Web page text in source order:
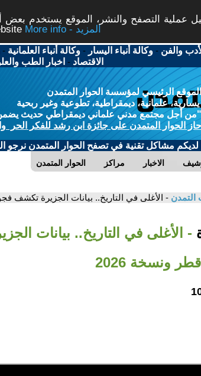
عملية التصفح والنشر، الموقع يستخدم بعض
More info - المزيد
والفن -وكالة أنباء اليسار -وكالة أنباء العلمانية -
الاقتصاد - اخبار الطب
الموقع الرئيسي لمؤسسة الحوار المتمدن
يسارية، علمانية، ديمقراطية، تطوعية وغير ربحية
"من أجل مجتمع مدني علماني ديمقراطي حديث يضمن
حاز الحوار المتمدن على جائزة ابن رشد للفكر الحر
لديكم مشاكل تقنية في تصفح الحوار المتمدن نرجو
الحوار المتمدن مراكز الاخبار
التمدن - الأغلى في التاريخ.. بيانات الجزيرة تكشف
- الأغلى في التاريخ.. بيانات
ونسخة 2026